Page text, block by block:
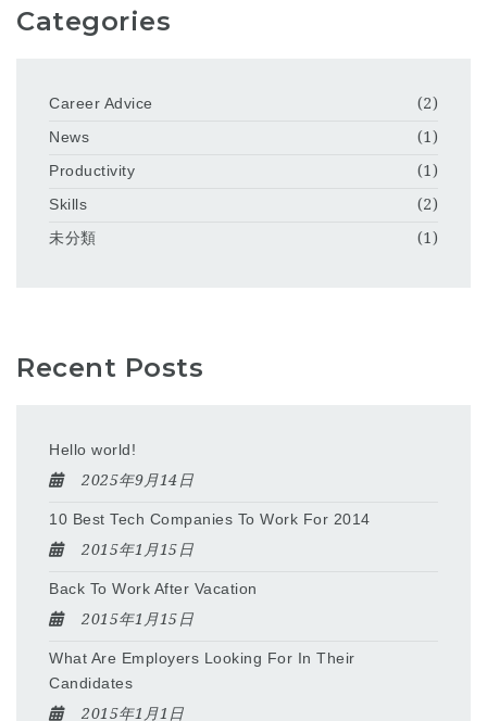
Categories
Career Advice
(2)
News
(1)
Productivity
(1)
Skills
(2)
未分類
(1)
Recent Posts
Hello world!
2025年9月14日
10 Best Tech Companies To Work For 2014
2015年1月15日
Back To Work After Vacation
2015年1月15日
What Are Employers Looking For In Their
Candidates
2015年1月1日